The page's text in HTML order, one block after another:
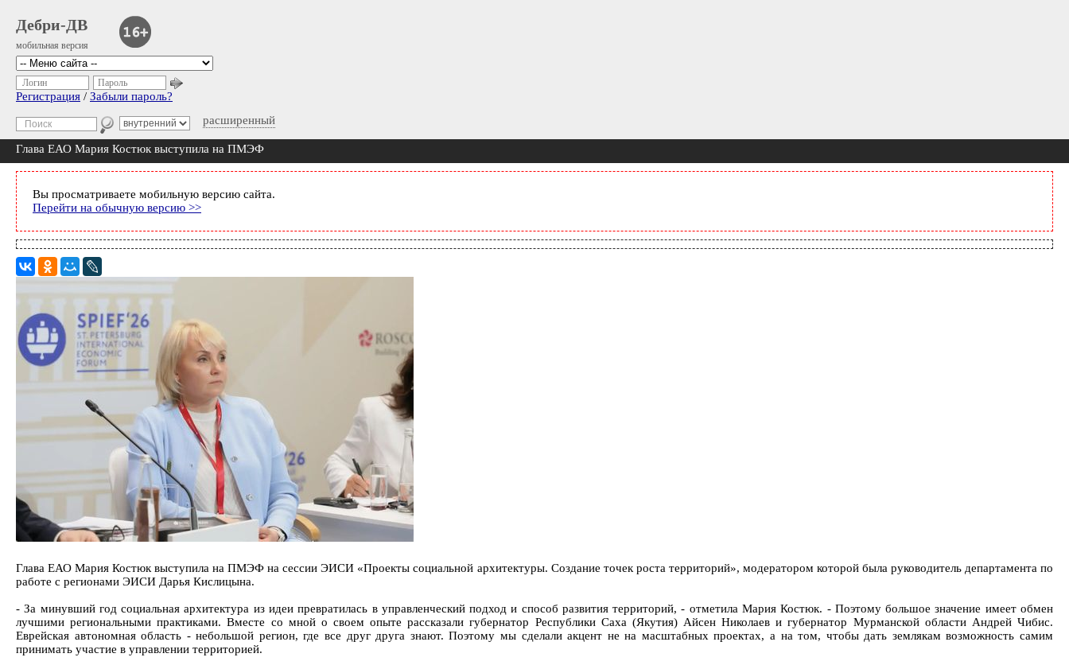
Дебри-ДВ
мобильная версия
расширенный
Логин Пароль
Регистрация / Забыли пароль?
Глава ЕАО Мария Костюк выступила на ПМЭФ
Вы просматриваете мобильную версию сайта.
Перейти на обычную версию >>
Глава ЕАО Мария Костюк выступила на ПМЭФ на сессии ЭИСИ «Проекты социальной архитектуры. Создание точек роста территорий», модератором которой была руководитель департамента по
работе с регионами ЭИСИ Дарья Кислицына.
- За минувший год социальная архитектура из идеи превратилась в управленческий подход и способ развития территорий, - отметила Мария Костюк. - Поэтому большое значение имеет обмен
лучшими региональными практиками. Вместе со мной о своем опыте рассказали губернатор Республики Саха (Якутия) Айсен Николаев и губернатор Мурманской области Андрей Чибис.
Еврейская автономная область - небольшой регион, где все друг друга знают. Поэтому мы сделали акцент не на масштабных проектах, а на том, чтобы дать землякам возможность самим
принимать участие в управлении территорией.